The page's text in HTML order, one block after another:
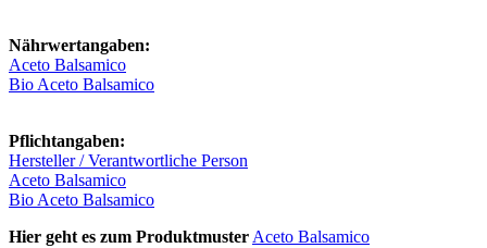
Nährwertangaben:
Aceto Balsamico
Bio Aceto Balsamico
Pflichtangaben:
Hersteller / Verantwortliche Person
Aceto Balsamico
Bio Aceto Balsamico
Hier geht es zum ProduktmusterAceto Balsamico